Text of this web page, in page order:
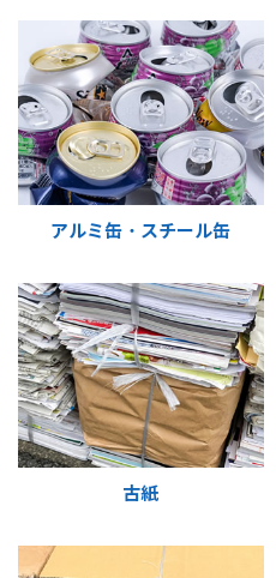
アルミ缶・スチール缶
古紙